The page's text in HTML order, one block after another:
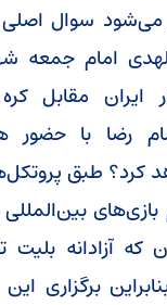
می‌شود سوال اصلی
امام جمعه
ایران مقابل
رضا با حضور
کرد؟ طبق
بین‌المللی
که آزادانه بلیت
برگزاری